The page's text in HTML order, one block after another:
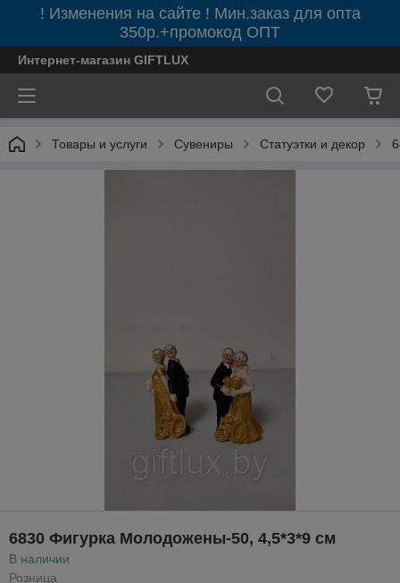
! Изменения на сайте ! Мин.заказ для опта
350р.+промокод ОПТ
Интернет-магазин GIFTLUX
Товары и услуги Сувениры Статуэтки и декор
6830 Фигурка Молодожены-50, 4,5*3*9 см
В наличии
Розница